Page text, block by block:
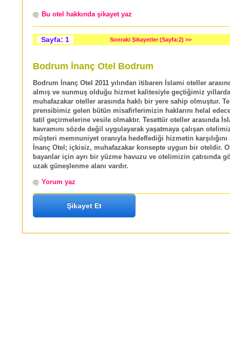
Bu otel hakkında şikayet yaz
Sayfa: 1 Sonraki Şikayetler (Sayfa:2) >>
Bodrum İnanç Otel Bodrum
Bodrum İnanç Otel 2011 yılından itibaren İslami oteller
almış ve sunmuş olduğu hizmet kalitesiyle geçtiğimiz yıllarda
muhafazakar oteller arasında haklı bir yere sahip olmuştur.
prensibimiz gelen bütün misafirlerimizin haklarını helal
tatil geçirmelerine vesile olmaktır. Tesettür oteller arasında
kavramını sözde değil uygulayarak yaşatmaya çalışan
müşteri memnuniyet oranıyla hedeflediği hizmetin karşılığını
İnanç Otel; içkisiz, muhafazakar konsepte uygun bir oteldir.
bayanlar için ayrı bir yüzme havuzu ve otelimizin çatısında
uzak güneşlenme alanı vardır.
Yorum yaz
Şikayet Et